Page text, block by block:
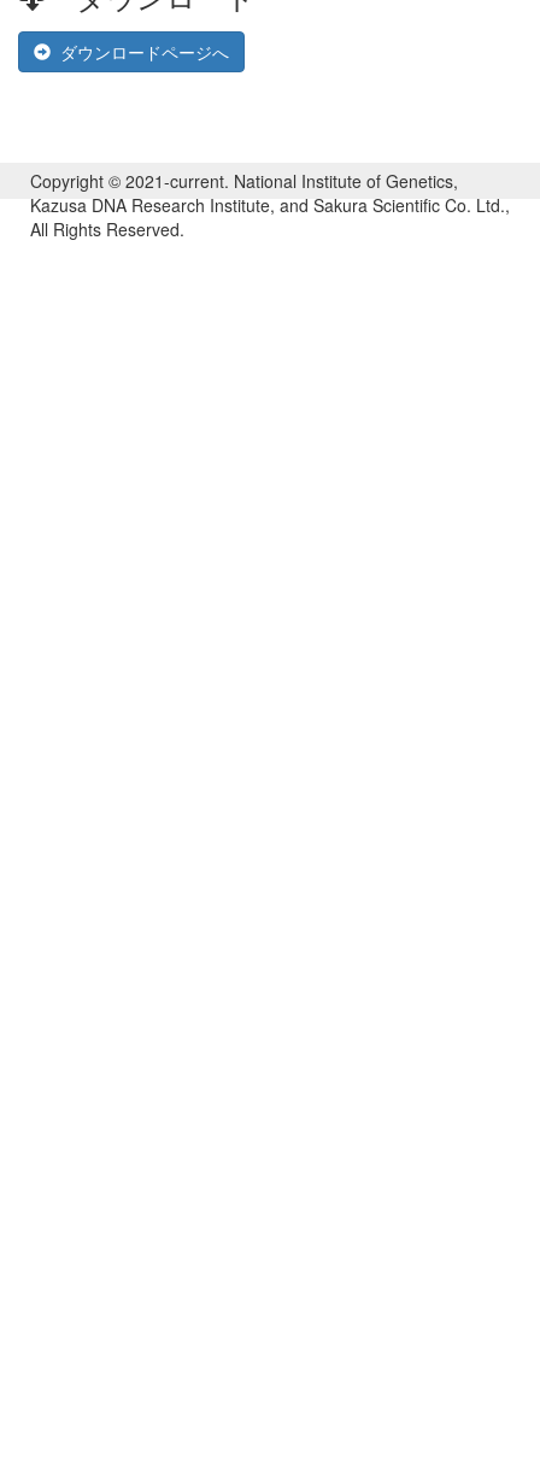
ダウンロードページへ
Copyright © 2021-current. National Institute of Genetics,
Kazusa DNA Research Institute, and Sakura Scientific Co. Ltd.,
All Rights Reserved.